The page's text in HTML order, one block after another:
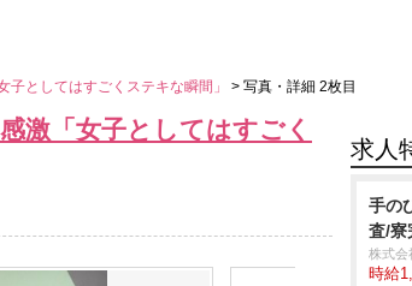
子としてはすごくステキな瞬間」 > 写真・詳細 2枚目
激「女子としてはすごく
求人
手の
査/寮
株式会
時給